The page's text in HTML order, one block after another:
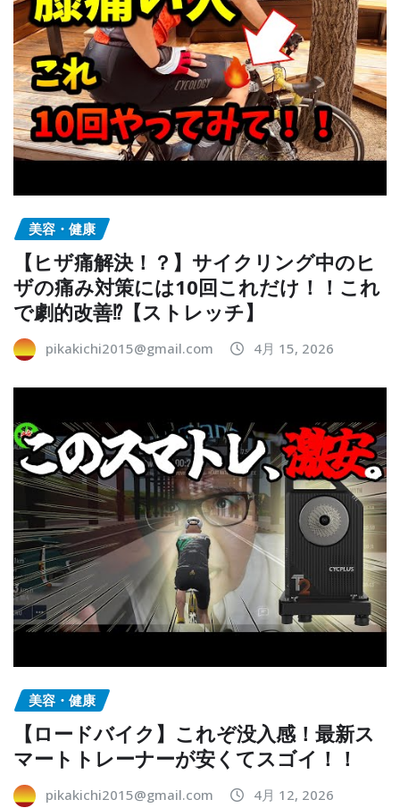
美容・健康
【ヒザ痛解決！？】サイクリング中のヒ
ザの痛み対策には10回これだけ！！これ
で劇的改善⁉︎【ストレッチ】
pikakichi2015@gmail.com 4月 15, 2026
美容・健康
【ロードバイク】これぞ没入感！最新ス
マートトレーナーが安くてスゴイ！！
pikakichi2015@gmail.com 4月 12, 2026